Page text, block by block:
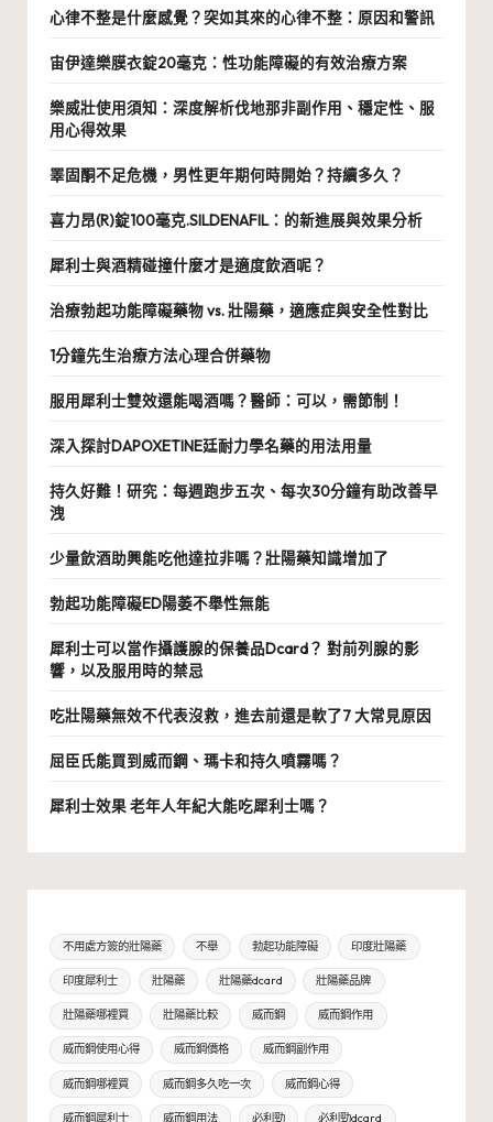
心律不整是什麼感覺？突如其來的心律不整：原因和警訊
宙伊達樂膜衣錠20毫克：性功能障礙的有效治療方案
樂威壯使用須知：深度解析伐地那非副作用、穩定性、服
用心得效果
睪固酮不足危機，男性更年期何時開始？持續多久？
喜力昂(R)錠100毫克.SILDENAFIL：的新進展與效果分析
犀利士與酒精碰撞什麼才是適度飲酒呢？
治療勃起功能障礙藥物 vs. 壯陽藥，適應症與安全性對比
1分鐘先生治療方法心理合併藥物
服用犀利士雙效還能喝酒嗎？醫師：可以，需節制！
深入探討DAPOXETINE廷耐力學名藥的用法用量
持久好難！研究：每週跑步五次、每次30分鐘有助改善早
洩
少量飲酒助興能吃他達拉非嗎？壯陽藥知識增加了
勃起功能障礙ED陽萎不舉性無能
犀利士可以當作攝護腺的保養品Dcard？ 對前列腺的影
響，以及服用時的禁忌
吃壯陽藥無效不代表沒救，進去前還是軟了7 大常見原因
屈臣氏能買到威而鋼、瑪卡和持久噴霧嗎？
犀利士效果 老年人年紀大能吃犀利士嗎？
不用處方簽的壯陽藥 不舉 勃起功能障礙 印度壯陽藥
印度犀利士 壯陽藥 壯陽藥dcard 壯陽藥品牌
壯陽藥哪裡買 壯陽藥比較 威而鋼 威而鋼作用
威而鋼使用心得 威而鋼價格 威而鋼副作用
威而鋼哪裡買 威而鋼多久吃一次 威而鋼心得
威而鋼犀利士 威而鋼用法 必利勁 必利勁dcard